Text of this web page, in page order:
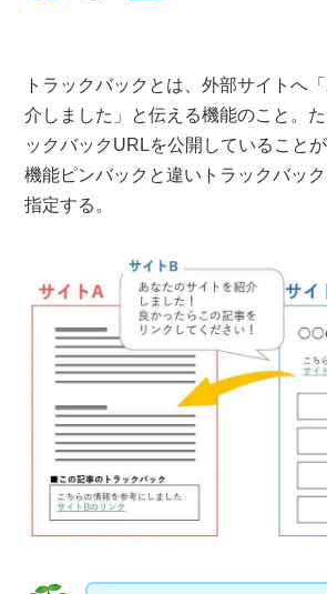
トラックバックとは、外部サイトへ
介しました」と伝える機能のこと。
ックバックURLを公開していること
機能ピンバックと違いトラックバッ
指定する。